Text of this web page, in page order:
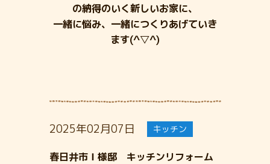
の納得のいく新しいお家に、
一緒に悩み、一緒につくりあげていき
ます(^▽^)
2025年02月07日 キッチン
春日井市Ｉ様邸 キッチンリフォーム